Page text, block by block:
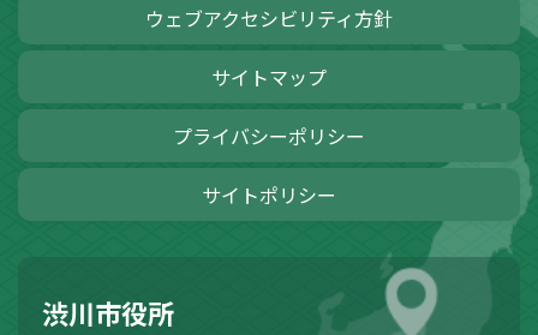
ウェブアクセシビリティ方針
サイトマップ
プライバシーポリシー
サイトポリシー
渋川市役所